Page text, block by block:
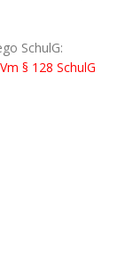
SchulG:
§ 128 SchulG